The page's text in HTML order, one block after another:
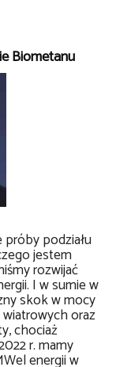
Biometanu
próby podziału
jestem
rozwijać
I w sumie w
skok w mocy
oraz
chociaż
r. mamy
energii w